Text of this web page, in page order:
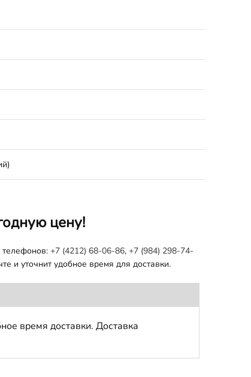
цену!
+7 (4212) 68-06-86, +7 (984) 298-74-
и уточнит удобное время для доставки.
время доставки. Доставка